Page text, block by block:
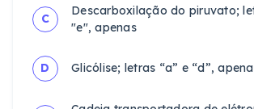
C
Descarboxilação do piruvato;
"e", apenas
D Glicólise; letras “a” e “d”,